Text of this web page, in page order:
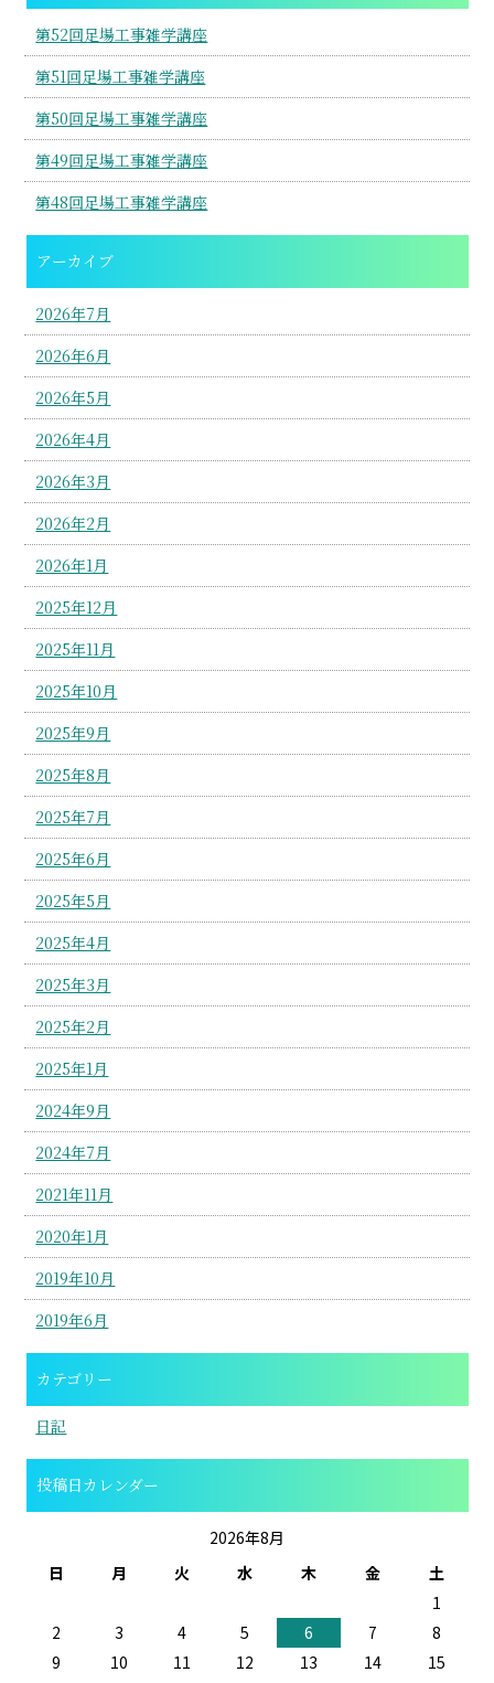
第52回足場工事雑学講座
第51回足場工事雑学講座
第50回足場工事雑学講座
第49回足場工事雑学講座
第48回足場工事雑学講座
アーカイブ
2026年7月
2026年6月
2026年5月
2026年4月
2026年3月
2026年2月
2026年1月
2025年12月
2025年11月
2025年10月
2025年9月
2025年8月
2025年7月
2025年6月
2025年5月
2025年4月
2025年3月
2025年2月
2025年1月
2024年9月
2024年7月
2021年11月
2020年1月
2019年10月
2019年6月
カテゴリー
日記
投稿日カレンダー
2026年8月
日
月 火 水 木 金
土
1
2
3 4 5 6 7
8
9
10 11 12 13 14
15